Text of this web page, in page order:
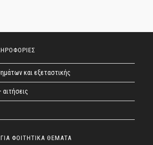
και εξεταστικής
ΦΟΙΤΗΤΙΚΑ ΘΕΜΑΤΑ